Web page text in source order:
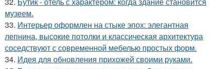
музеем.
33. Интерьер оформлен на стыке эпох: элегантная
лепнина, высокие потолки и классическая архитектура
соседствуют с современной мебелью простых форм.
34. Идея для обновления прихожей своими руками.